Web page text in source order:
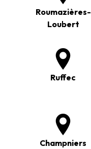
Roumazières-
Loubert
Ruffec
Champniers